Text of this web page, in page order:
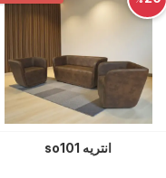
انتريه so101